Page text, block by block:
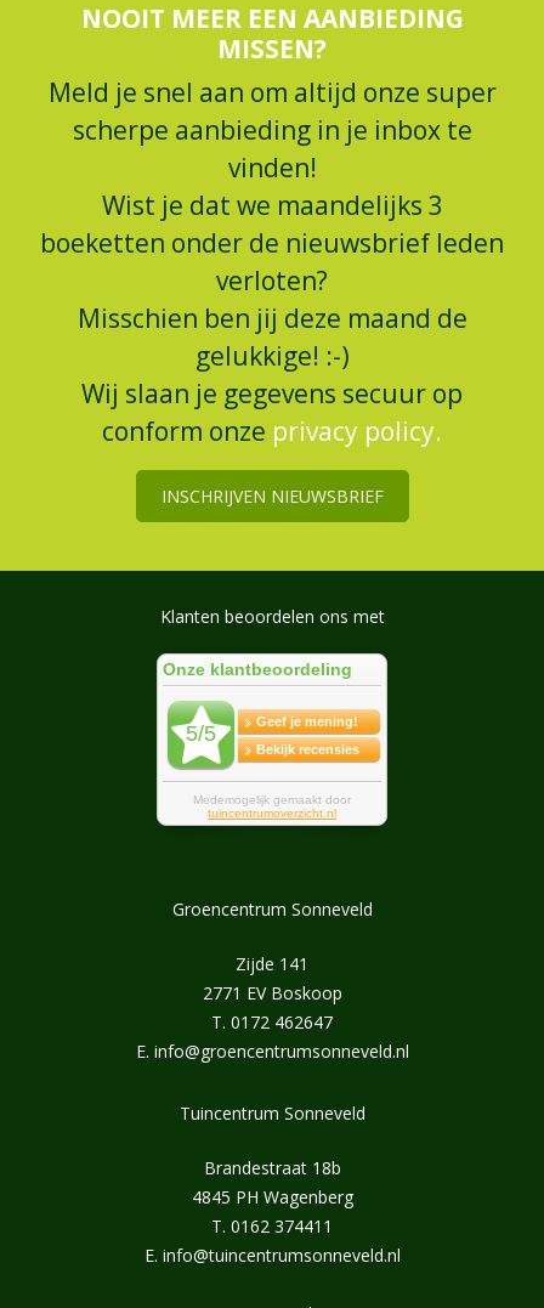
NOOIT MEER EEN AANBIEDING
MISSEN?
Meld je snel aan om altijd onze super
scherpe aanbieding in je inbox te
vinden!
Wist je dat we maandelijks 3
boeketten onder de nieuwsbrief leden
verloten?
Misschien ben jij deze maand de
gelukkige! :-)
Wij slaan je gegevens secuur op
conform onze privacy policy.
INSCHRIJVEN NIEUWSBRIEF
Klanten beoordelen ons met
Groencentrum Sonneveld
Zijde 141
2771 EV Boskoop
T. 0172 462647
E. info@groencentrumsonneveld.nl
Tuincentrum Sonneveld
Brandestraat 18b
4845 PH Wagenberg
T. 0162 374411
E. info@tuincentrumsonneveld.nl